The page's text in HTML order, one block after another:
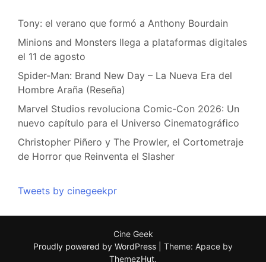
Tony: el verano que formó a Anthony Bourdain
Minions and Monsters llega a plataformas digitales
el 11 de agosto
Spider-Man: Brand New Day – La Nueva Era del
Hombre Araña (Reseña)
Marvel Studios revoluciona Comic-Con 2026: Un
nuevo capítulo para el Universo Cinematográfico
Christopher Piñero y The Prowler, el Cortometraje
de Horror que Reinventa el Slasher
Tweets by cinegeekpr
Cine Geek
Proudly powered by WordPress
Theme: Apace by
ThemezHut.